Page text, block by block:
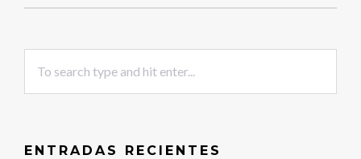
ENTRADAS RECIENTES